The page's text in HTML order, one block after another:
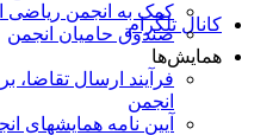
کانال تلگرام
کمک به انجمن ریاضی
صندوق حامیان انجمن
همایش‌ها
فرآیند ارسال
انجمن
آیین نامه همایشهای